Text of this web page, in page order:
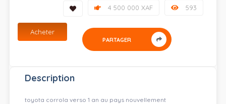
593
4 500 000 XAF
Acheter
PARTAGER
Description
toyota corrola verso 1 an au pays nouvellement